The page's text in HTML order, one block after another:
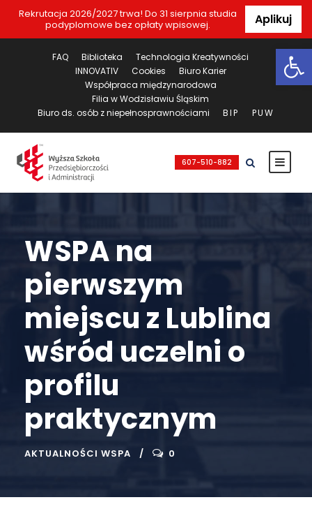
Rekrutacja 2026/2027 trwa! Do 31 sierpnia studia
podyplomowe bez opłaty wpisowej.
Aplikuj
FAQ Biblioteka
Technologia Kreatywności
INNOVATIV
Cookies
Biuro Karier
Współpraca międzynarodowa
Filia w Wodzisławiu Śląskim
Biuro ds. osób z niepełnosprawnościami
BIP PUW
607-510-882
WSPA na
pierwszym
miejscu z Lublina
wśród uczelni o
profilu
praktycznym
AKTUALNOŚCI WSPA 0